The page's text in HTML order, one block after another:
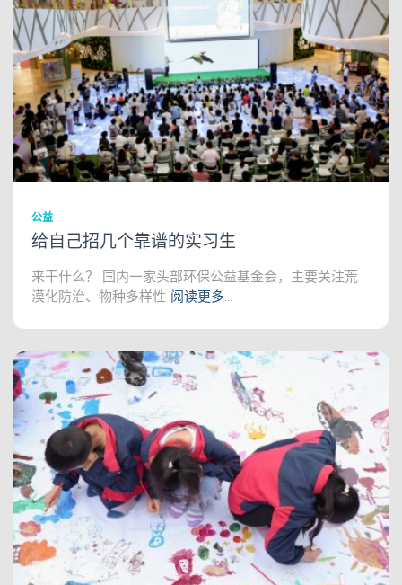
公益
给自己招几个靠谱的实习生
来干什么？ 国内一家头部环保公益基金会，主要关注荒
漠化防治、物种多样性 阅读更多…